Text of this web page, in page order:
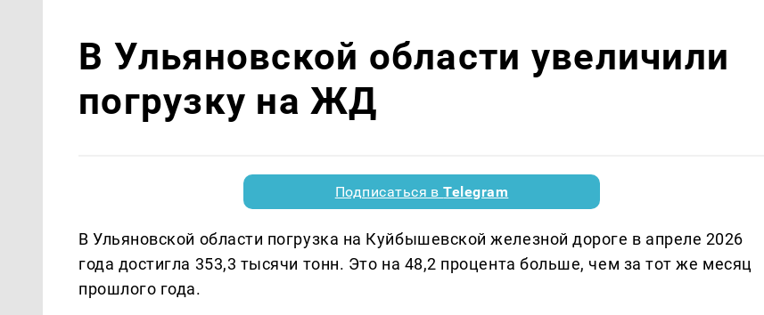
В Ульяновской области увеличили
погрузку на ЖД
Подписаться вTelegram
В Ульяновской области погрузка на Куйбышевской железной дороге в апреле 2026
года достигла 353,3 тысячи тонн. Это на 48,2 процента больше, чем за тот же месяц
прошлого года.